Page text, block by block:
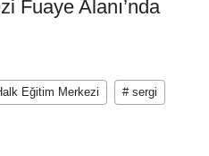
Fuaye Alanı’nda
Eğitim Merkezi # sergi